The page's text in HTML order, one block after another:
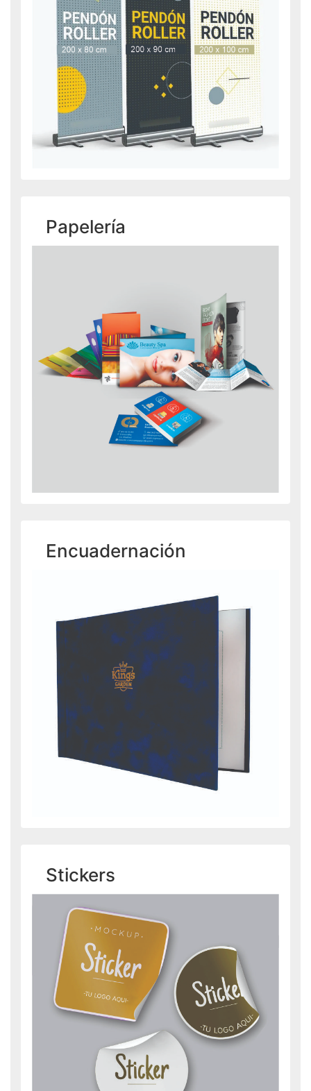
Papelería
Encuadernación
Stickers